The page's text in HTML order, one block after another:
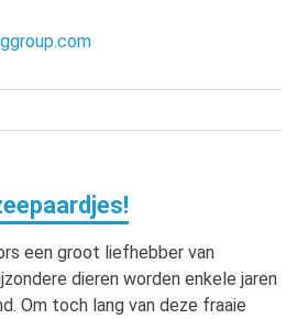
een groot liefhebber van
dieren worden enkele jaren
Om toch lang van deze fraaie